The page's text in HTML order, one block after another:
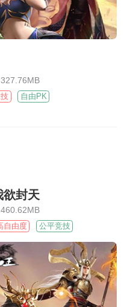
327.76MB
自由PK
欲封天
460.62MB
自由度 公平竞技